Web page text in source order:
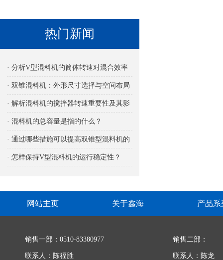
热门新闻
· 分析V型混料机的筒体转速对混合效率
的影响
· 双锥混料机：外形尺寸选择与空间布局
考量
· 解析混料机的搅拌器转速重要性及其影
响
· 混料机的总容量是指的什么？
· 通过哪些措施可以提高双锥型混料机的
生产能力
· 怎样保持V型混料机的运行稳定性？
网站主页 关于鑫海 产品系
销售一部：0510-83380977
联系人：陈福胜
销售二部：
联系人：陈龙